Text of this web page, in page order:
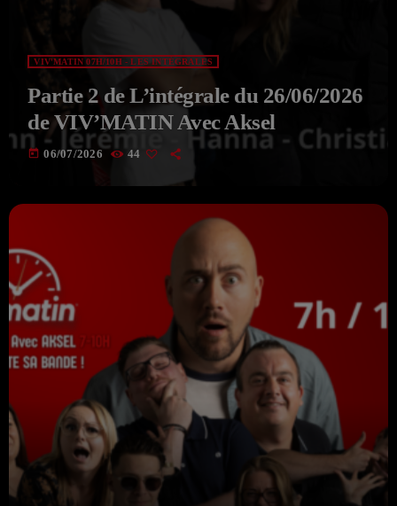
VIV'MATIN 07H/10H - LES INTÉGRALES
Partie 2 de L’intégrale du 26/06/2026
de VIV’MATIN Avec Aksel
today 06/07/2026 44